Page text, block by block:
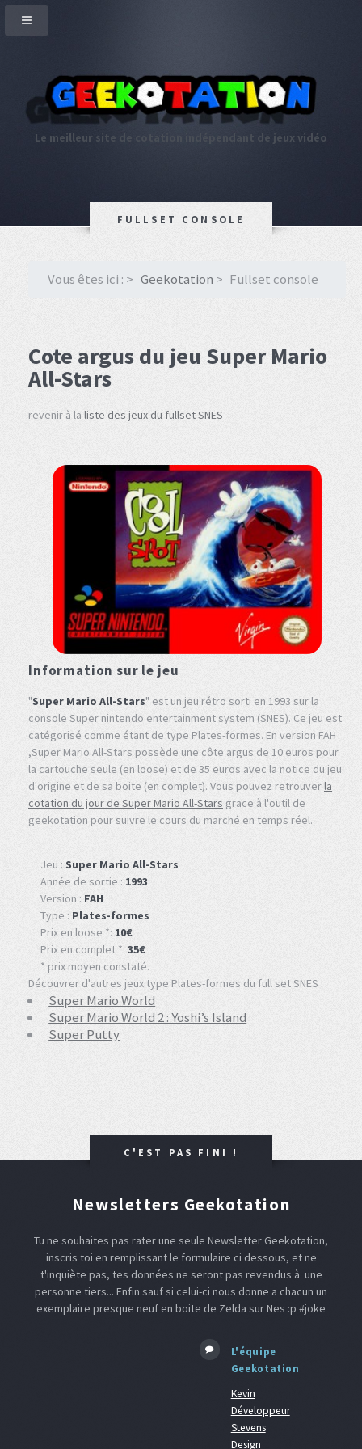
Le meilleur site de cotation indépendant de jeux vidéo
FULLSET CONSOLE
Vous êtes ici : Geekotation Fullset console
Cote argus du jeu Super Mario
All-Stars
revenir à la liste des jeux du fullset SNES
Information sur le jeu
"Super Mario All-Stars" est un jeu rétro sorti en 1993 sur la
console Super nintendo entertainment system (SNES). Ce jeu est
catégorisé comme étant de type Plates-formes. En version FAH
,Super Mario All-Stars possède une côte argus de 10 euros pour
la cartouche seule (en loose) et de 35 euros avec la notice du jeu
d'origine et de sa boite (en complet). Vous pouvez retrouverla
cotation du jour de Super Mario All-Stars grace à l'outil de
geekotation pour suivre le cours du marché en temps réel.
Jeu : Super Mario All-Stars
Année de sortie : 1993
Version : FAH
Type : Plates-formes
Prix en loose *: 10€
Prix en complet *: 35€
* prix moyen constaté.
Découvrer d'autres jeux type Plates-formes du full set SNES :
Super Mario World
Super Mario World 2 : Yoshi’s Island
Super Putty
C'EST PAS FINI !
Newsletters Geekotation
Tu ne souhaites pas rater une seule Newsletter Geekotation,
inscris toi en remplissant le formulaire ci dessous, et ne
t'inquiète pas, tes données ne seront pas revendus à une
personne tiers... Enfin sauf si celui-ci nous donne a chacun un
exemplaire presque neuf en boite de Zelda sur Nes :p #joke
L'équipe
Geekotation
Kevin
Développeur
Stevens
Design